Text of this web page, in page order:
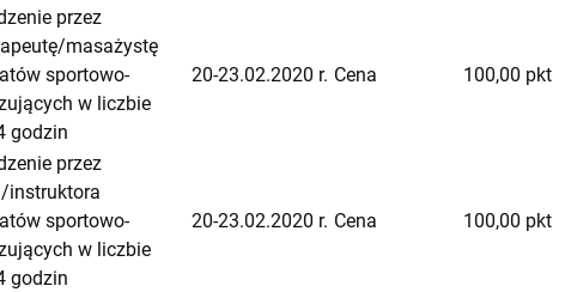
przez
masażystę
sportowo-
w liczbie
godzin
20-23.02.2020 r. Cena 100,00 pkt
przez
instruktora
sportowo-
w liczbie
godzin
20-23.02.2020 r. Cena 100,00 pkt